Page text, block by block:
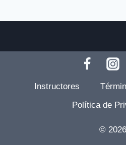
Instructores
Política de
© 2026